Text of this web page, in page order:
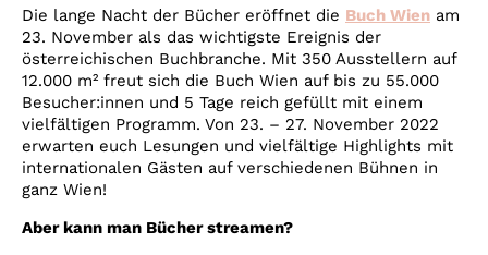
Die lange Nacht der Bücher eröffnet die Buch Wien am
23. November als das wichtigste Ereignis der
österreichischen Buchbranche. Mit 350 Ausstellern auf
12.000 m² freut sich die Buch Wien auf bis zu 55.000
Besucher:innen und 5 Tage reich gefüllt mit einem
vielfältigen Programm. Von 23. – 27. November 2022
erwarten euch Lesungen und vielfältige Highlights mit
internationalen Gästen auf verschiedenen Bühnen in
ganz Wien!
Aber kann man Bücher streamen?